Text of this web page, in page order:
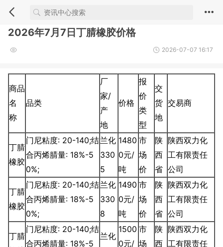
2026年7月7日丁腈橡胶价格
2026-07-07 16:17
商品
名
称
品类
厂
家/
产
地
价格
报
价
类
型
交
货
地
交易商
丁腈
橡胶
门尼粘度: 20-140;结
合丙烯腈量: 18%-5
0%;
兰化
330
5
1480
0元/
吨
市
场
价
陕
西
省
陕西双力化
工有限责任
公司
丁腈
橡胶
门尼粘度: 20-140;结
合丙烯腈量: 18%-5
0%;
兰化
330
8
1490
0元/
吨
市
场
价
陕
西
省
陕西双力化
工有限责任
公司
丁腈
门尼粘度: 20-140;结
合丙烯腈量: 18%-5
兰化
1500
0元/
市
场
陕
西
陕西双力化
工有限责任